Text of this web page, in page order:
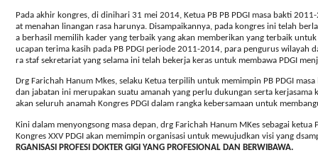
Pada akhir kongres, di dinihari 31 mei 2014, Ketua PB PB PDGI masa bakti
at menahan linangan rasa harunya. Disampaikannya, pada kongres ini telah
a berhasil memilih kader yang terbaik yang akan memberikan yang terbaik untuk
ucapan terima kasih pada PB PDGI periode 2011-2014, para pengurus wilayah
ra staf sekretariat yang selama ini telah bekerja keras untuk membawa PDGI
Drg Farichah Hanum Mkes, selaku Ketua terpilih untuk memimpin PB PDGI
dan jabatan ini merupakan suatu amanah yang perlu dukungan serta kerjasama
akan seluruh anamah Kongres PDGI dalam rangka kebersamaan untuk
Kini dalam menyongsong masa depan, drg Farichah Hanum MKes sebagai
Kongres XXV PDGI akan memimpin organisasi untuk mewujudkan visi yang
RGANISASI PROFESI DOKTER GIGI YANG PROFESIONAL DAN BERWIBAWA.